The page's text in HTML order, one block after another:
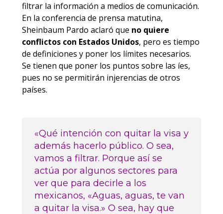
filtrar la información a medios de comunicación.
En la conferencia de prensa matutina,
Sheinbaum Pardo aclaró que no quiere
conflictos con Estados Unidos, pero es tiempo
de definiciones y poner los límites necesarios.
Se tienen que poner los puntos sobre las íes,
pues no se permitirán injerencias de otros
países.
«Qué intención con quitar la visa y
además hacerlo público. O sea,
vamos a filtrar. Porque así se
actúa por algunos sectores para
ver que para decirle a los
mexicanos, «Aguas, aguas, te van
a quitar la visa.» O sea, hay que